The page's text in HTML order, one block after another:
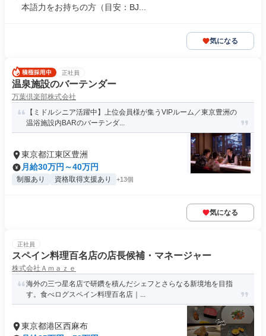
本語力をお持ちの方（目安：BJ...
気になる
正社員
温泉施設のバーテンダー
万葉倶楽部株式会社
【ミドルシニア活躍中】上位会員様が集うVIPルーム／東京豊洲の
温浴施設内BARのバーテンダ...
東京都江東区豊洲
月給30万円～40万円
制服あり 資格取得支援あり +13個
気になる
正社員
スペイン料理百名店の店長候補・マネージャー
株式会社Ａｍａｚｅ
海外の三つ星名店で研鑽を積んだシェフとさらなる新境地を目指
す。食べログスペイン料理百名店｜...
東京都港区西麻布